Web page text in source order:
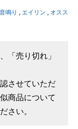
音鳴り , エイリン , オスス
「売り切れ」
させていただ
商品について
さい。